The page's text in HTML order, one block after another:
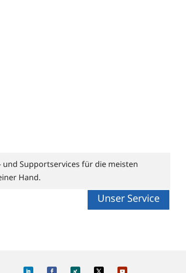
Supportservices für die meisten
Hand.
Unser Service